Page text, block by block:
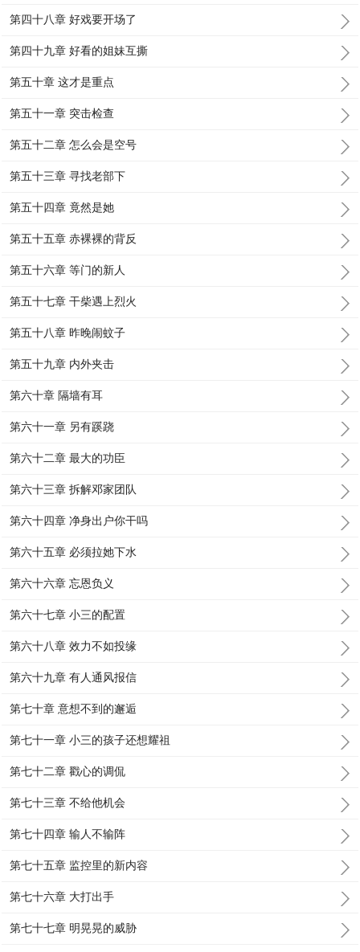
第四十八章 好戏要开场了
第四十九章 好看的姐妹互撕
第五十章 这才是重点
第五十一章 突击检查
第五十二章 怎么会是空号
第五十三章 寻找老部下
第五十四章 竟然是她
第五十五章 赤裸裸的背反
第五十六章 等门的新人
第五十七章 干柴遇上烈火
第五十八章 昨晚闹蚊子
第五十九章 内外夹击
第六十章 隔墙有耳
第六十一章 另有蹊跷
第六十二章 最大的功臣
第六十三章 拆解邓家团队
第六十四章 净身出户你干吗
第六十五章 必须拉她下水
第六十六章 忘恩负义
第六十七章 小三的配置
第六十八章 效力不如投缘
第六十九章 有人通风报信
第七十章 意想不到的邂逅
第七十一章 小三的孩子还想耀祖
第七十二章 戳心的调侃
第七十三章 不给他机会
第七十四章 输人不输阵
第七十五章 监控里的新内容
第七十六章 大打出手
第七十七章 明晃晃的威胁